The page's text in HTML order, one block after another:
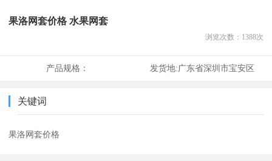
果洛网套价格 水果网套
浏览次数： 1388次
产品规格： 发货地:广东省深圳市宝安区
关键词
果洛网套价格